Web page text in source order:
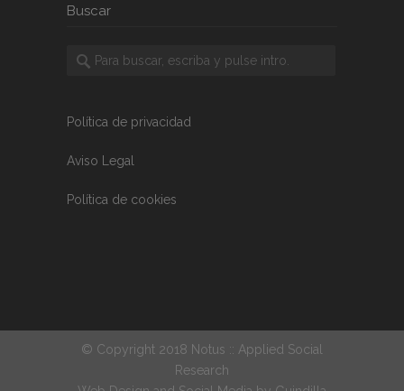
Buscar
Política de privacidad
Aviso Legal
Política de cookies
© Copyright 2018 Notus :: Applied Social
Research